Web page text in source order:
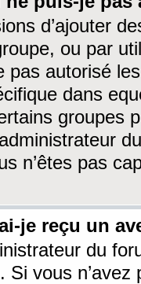
d’ajouter
ou par
pas autorisé
dans
groupes
n’êtes pas
je reçu un
du
Si vous